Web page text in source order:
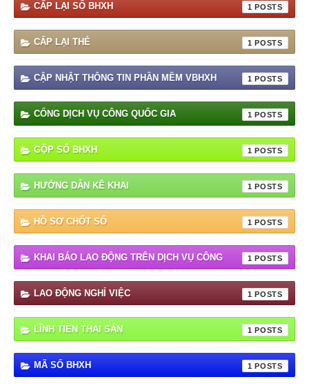
CẤP LẠI SỔ BHXH 1
CẤP LẠI THẺ 1
CẬP NHẬT THÔNG TIN PHẦN MỀM VBHXH 1
CỔNG DỊCH VỤ CÔNG QUỐC GIA 1
GỘP SỔ BHXH 1
HƯỚNG DẪN KÊ KHAI 1
HỒ SƠ CHỐT SỔ 1
KHAI BÁO LAO ĐỘNG TRÊN DỊCH VỤ CÔNG 1
LAO ĐỘNG NGHỈ VIỆC 1
LĨNH TIỀN THAI SẢN 1
MÃ SỐ BHXH 1